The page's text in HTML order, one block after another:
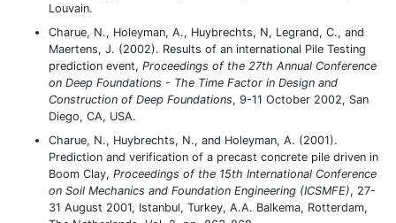
Louvain.
Charue, N., Holeyman, A., Huybrechts, N, Legrand, C., and
Maertens, J. (2002). Results of an international Pile Testing
prediction event, Proceedings of the 27th Annual Conference
on Deep Foundations - The Time Factor in Design and
Construction of Deep Foundations, 9-11 October 2002, San
Diego, CA, USA.
Charue, N., Huybrechts, N., and Holeyman, A. (2001).
Prediction and verification of a precast concrete pile driven in
Boom Clay, Proceedings of the 15th International Conference
on Soil Mechanics and Foundation Engineering (ICSMFE), 27-
31 August 2001, Istanbul, Turkey, A.A. Balkema, Rotterdam,